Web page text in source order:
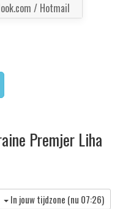
/ Hotmail
Premjer Liha
In jouw tijdzone (nu 07:26)